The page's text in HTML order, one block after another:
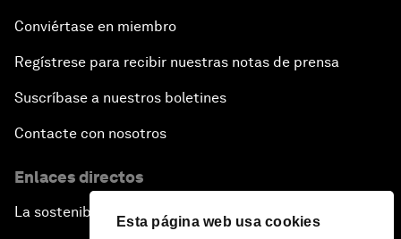
Esta página web usa cookies
Conviértase en miembro
Regístrese para recibir nuestras notas de prensa
Suscríbase a nuestros boletines
Contacte con nosotros
Enlaces directos
La sostenibilidad en el Foro